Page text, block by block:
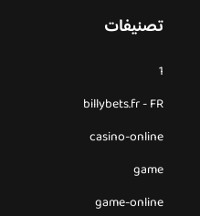
تصنيفات
1
billybets.fr - FR
casino-online
game
game-online